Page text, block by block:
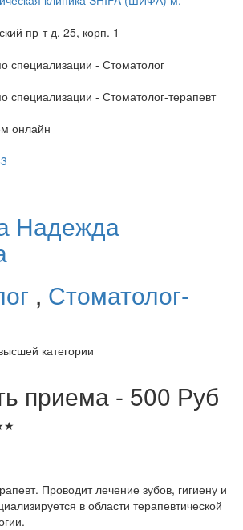
пр-т д. 25, корп. 1
специализации - Стоматолог
специализации - Стоматолог-терапевт
онлайн
Надежда
, Стоматолог-
категории
приема - 500 Руб
★
Проводит лечение зубов, гигиену и
в области терапевтической